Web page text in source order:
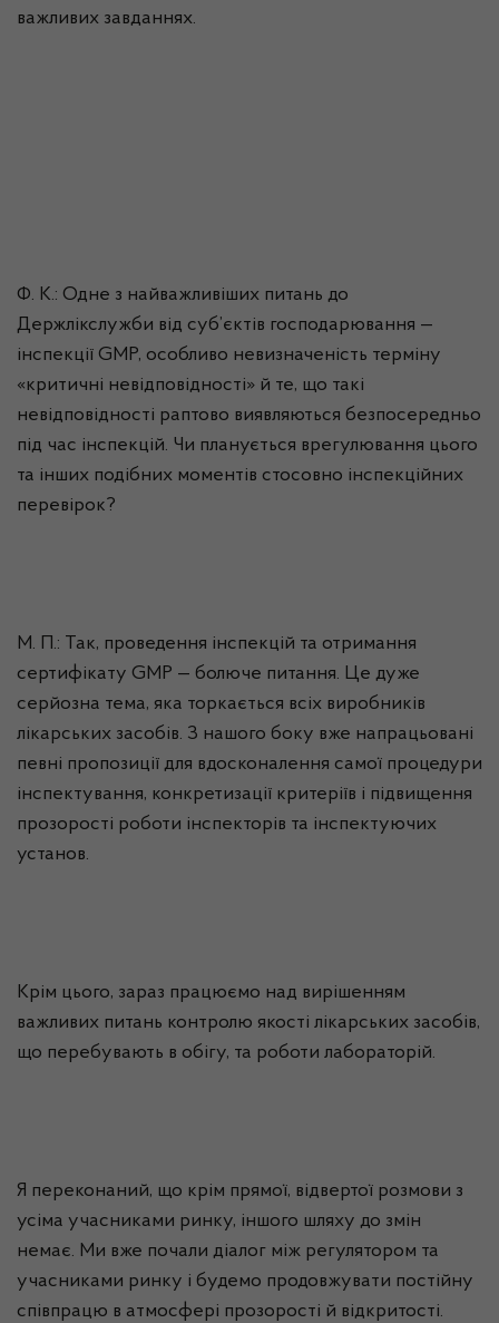
важливих завданнях.
Ф. К.: Одне з найважливіших питань до
Держлікслужби від суб’єктів господарювання —
інспекції GMP, особливо невизначеність терміну
«критичні невідповідності» й те, що такі
невідповідності раптово виявляються безпосередньо
під час інспекцій. Чи планується врегулювання цього
та інших подібних моментів стосовно інспекційних
перевірок?
М. П.: Так, проведення інспекцій та отримання
сертифікату GMP — болюче питання. Це дуже
серйозна тема, яка торкається всіх виробників
лікарських засобів. З нашого боку вже напрацьовані
певні пропозиції для вдосконалення самої процедури
інспектування, конкретизації критеріїв і підвищення
прозорості роботи інспекторів та інспектуючих
установ.
Крім цього, зараз працюємо над вирішенням
важливих питань контролю якості лікарських засобів,
що перебувають в обігу, та роботи лабораторій.
Я переконаний, що крім прямої, відвертої розмови з
усіма учасниками ринку, іншого шляху до змін
немає. Ми вже почали діалог між регулятором та
учасниками ринку і будемо продовжувати постійну
співпрацю в атмосфері прозорості й відкритості.